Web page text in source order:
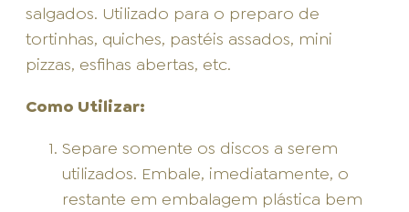
salgados. Utilizado para o preparo de
tortinhas, quiches, pastéis assados, mini
pizzas, esfihas abertas, etc.
Como Utilizar:
Separe somente os discos a serem
utilizados. Embale, imediatamente, o
restante em embalagem plástica bem